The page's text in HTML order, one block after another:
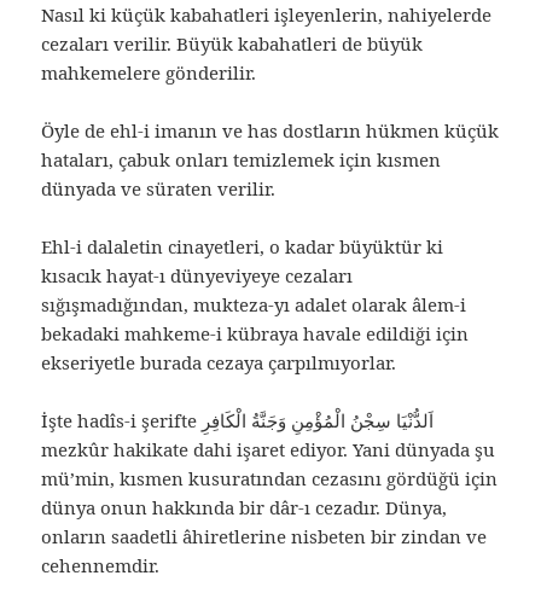
Nasıl ki küçük kabahatleri işleyenlerin, nahiyelerde
cezaları verilir. Büyük kabahatleri de büyük
mahkemelere gönderilir.
Öyle de ehl-i imanın ve has dostların hükmen küçük
hataları, çabuk onları temizlemek için kısmen
dünyada ve süraten verilir.
Ehl-i dalaletin cinayetleri, o kadar büyüktür ki
kısacık hayat-ı dünyeviyeye cezaları
sığışmadığından, mukteza-yı adalet olarak âlem-i
bekadaki mahkeme-i kübraya havale edildiği için
ekseriyetle burada cezaya çarpılmıyorlar.
İşte hadîs-i şerifte اَلدُّنْيَا سِجْنُ الْمُؤْمِنِ وَجَنَّةُ الْكَافِرِ
mezkûr hakikate dahi işaret ediyor. Yani dünyada şu
mü’min, kısmen kusuratından cezasını gördüğü için
dünya onun hakkında bir dâr-ı cezadır. Dünya,
onların saadetli âhiretlerine nisbeten bir zindan ve
cehennemdir.